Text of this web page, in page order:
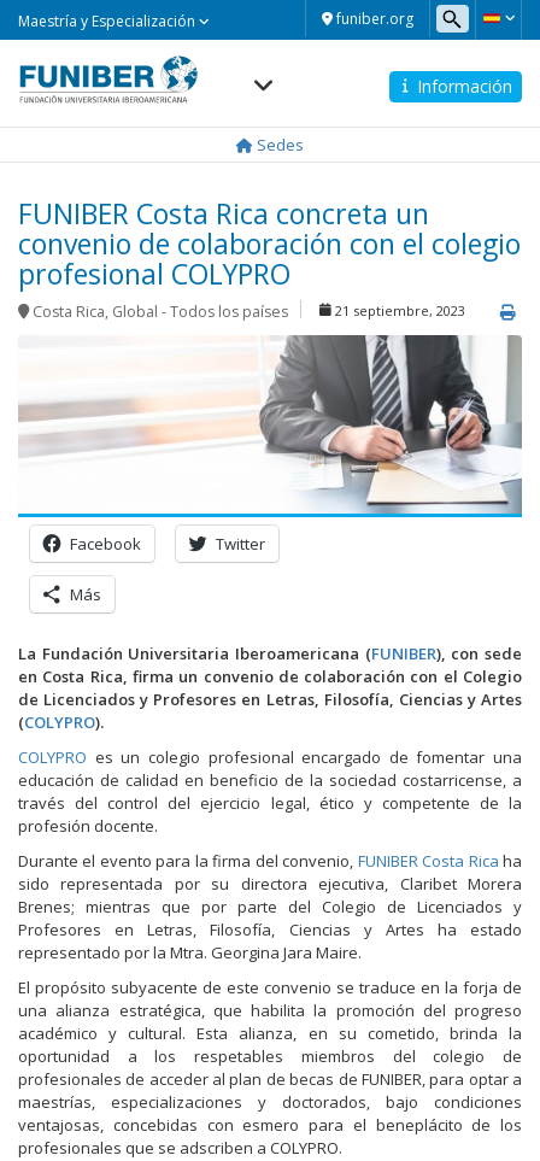
funiber.org
Maestría y Especialización
Información
Sedes
FUNIBER Costa Rica concreta un
convenio de colaboración con el colegio
profesional COLYPRO
Costa Rica, Global - Todos los países 21 septiembre, 2023
Facebook Twitter
Más
La Fundación Universitaria Iberoamericana (FUNIBER), con sede
en Costa Rica, firma un convenio de colaboración con el Colegio
de Licenciados y Profesores en Letras, Filosofía, Ciencias y Artes
(COLYPRO).
COLYPRO es un colegio profesional encargado de fomentar una
educación de calidad en beneficio de la sociedad costarricense, a
través del control del ejercicio legal, ético y competente de la
profesión docente.
Durante el evento para la firma del convenio, FUNIBER Costa Rica ha
sido representada por su directora ejecutiva, Claribet Morera
Brenes; mientras que por parte del Colegio de Licenciados y
Profesores en Letras, Filosofía, Ciencias y Artes ha estado
representado por la Mtra. Georgina Jara Maire.
El propósito subyacente de este convenio se traduce en la forja de
una alianza estratégica, que habilita la promoción del progreso
académico y cultural. Esta alianza, en su cometido, brinda la
oportunidad a los respetables miembros del colegio de
profesionales de acceder al plan de becas de FUNIBER, para optar a
maestrías, especializaciones y doctorados, bajo condiciones
ventajosas, concebidas con esmero para el beneplácito de los
profesionales que se adscriben a COLYPRO.